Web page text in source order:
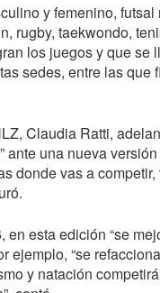
y femenino,
rugby, taekwondo,
los juegos y que se
sedes, entre las
, Claudia Ratti,
ante una nueva
donde vas a
esta edición “se
ejemplo, “se
y natación